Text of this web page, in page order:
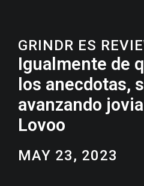
GRINDR ES
Igualmente de
los anecdotas,
avanzando
Lovoo
MAY 23, 2023